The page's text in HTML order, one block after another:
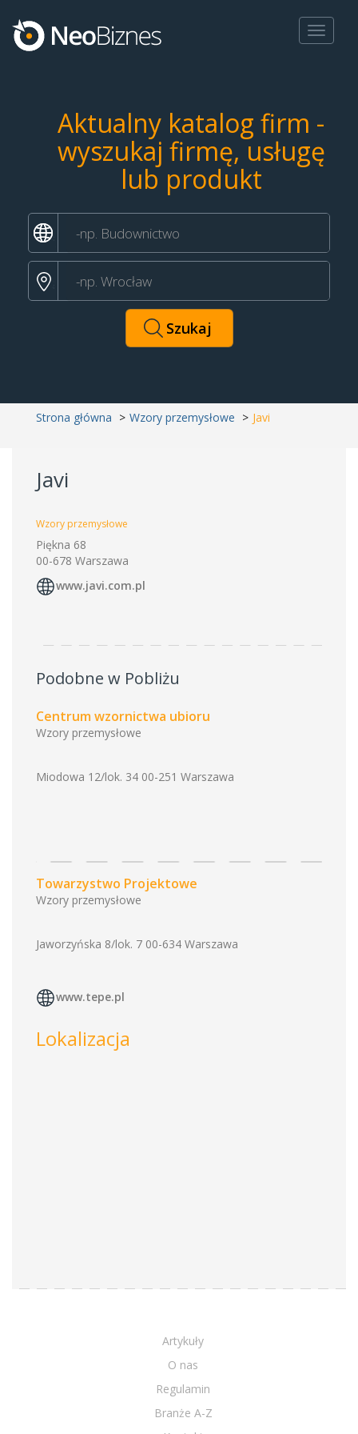
Toggle
Aktualny katalog firm -
wyszukaj firmę, usługę
lub produkt
Strona główna Wzory przemysłowe Javi
Javi
Wzory przemysłowe
Piękna 68
00-678 Warszawa
www.javi.com.pl
Podobne w Pobliżu
Centrum wzornictwa ubioru
Wzory przemysłowe
Miodowa 12/lok. 34 00-251 Warszawa
Towarzystwo Projektowe
Wzory przemysłowe
Jaworzyńska 8/lok. 7 00-634 Warszawa
www.tepe.pl
Lokalizacja
Artykuły
O nas
Regulamin
Branże A-Z